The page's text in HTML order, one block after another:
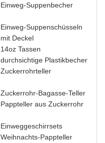
Einweg-Suppenbecher
Einweg-Suppenschüsseln
mit Deckel
14oz Tassen
durchsichtige Plastikbecher
Zuckerrohrteller
Zuckerrohr-Bagasse-Teller
Pappteller aus Zuckerrohr
Einweggeschirrsets
Weihnachts-Pappteller